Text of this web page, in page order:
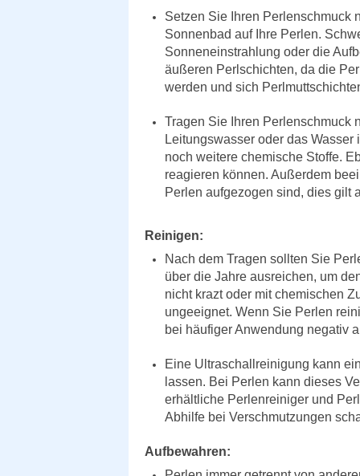
Setzen Sie Ihren Perlenschmuck
Sonnenbad auf Ihre Perlen.
Sonneneinstrahlung oder die
äußeren Perlschichten, da die
werden und sich
Tragen Sie Ihren Perlenschmuck
Leitungswasser oder das
noch weitere chemische Stoffe.
reagieren können. Außerdem
Perlen aufgezogen sind, dies gilt
Reinigen:
Nach dem Tragen sollten Sie
über die Jahre ausreichen, um
nicht krazt oder mit chemischen
ungeeignet. Wenn Sie Perlen
bei häufiger Anwendung negativ
Eine Ultraschallreinigung kann
lassen. Bei Perlen kann dieses
erhältliche Perlenreiniger und
Abhilfe bei Verschmutzungen
Aufbewahren: